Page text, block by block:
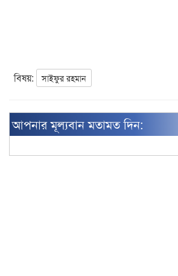
বিষয়: সাইফুর রহমান
আপনার মূল্যবান মতামত দিন: